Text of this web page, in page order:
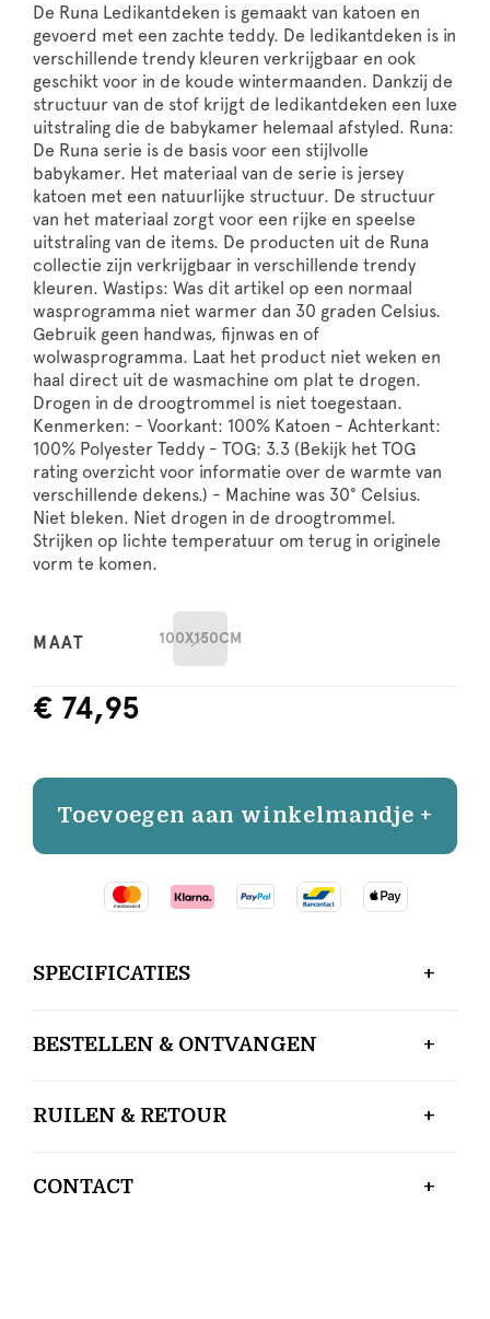
De Runa Ledikantdeken is gemaakt van katoen en
gevoerd met een zachte teddy. De ledikantdeken is in
verschillende trendy kleuren verkrijgbaar en ook
geschikt voor in de koude wintermaanden. Dankzij de
structuur van de stof krijgt de ledikantdeken een luxe
uitstraling die de babykamer helemaal afstyled. Runa:
De Runa serie is de basis voor een stijlvolle
babykamer. Het materiaal van de serie is jersey
katoen met een natuurlijke structuur. De structuur
van het materiaal zorgt voor een rijke en speelse
uitstraling van de items. De producten uit de Runa
collectie zijn verkrijgbaar in verschillende trendy
kleuren. Wastips: Was dit artikel op een normaal
wasprogramma niet warmer dan 30 graden Celsius.
Gebruik geen handwas, fijnwas en of
wolwasprogramma. Laat het product niet weken en
haal direct uit de wasmachine om plat te drogen.
Drogen in de droogtrommel is niet toegestaan.
Kenmerken: - Voorkant: 100% Katoen - Achterkant:
100% Polyester Teddy - TOG: 3.3 (Bekijk het TOG
rating overzicht voor informatie over de warmte van
verschillende dekens.) - Machine was 30° Celsius.
Niet bleken. Niet drogen in de droogtrommel.
Strijken op lichte temperatuur om terug in originele
vorm te komen.
MAAT 100X150CM
€ 74,95
Toevoegen aan winkelmandje +
SPECIFICATIES
BESTELLEN & ONTVANGEN
RUILEN & RETOUR
CONTACT